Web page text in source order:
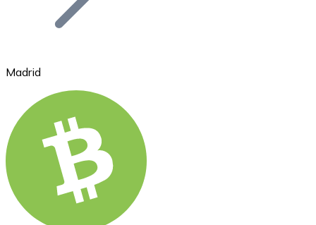
Ethereum
Madrid